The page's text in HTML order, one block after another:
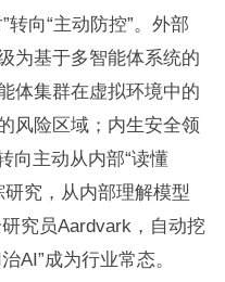
转向“主动防控”。外部
为基于多智能体系统的
体集群在虚拟环境中的
风险区域；内生安全领
向主动从内部“读懂
究，从内部理解模型
究员Aardvark，自动挖
AI”成为行业常态。